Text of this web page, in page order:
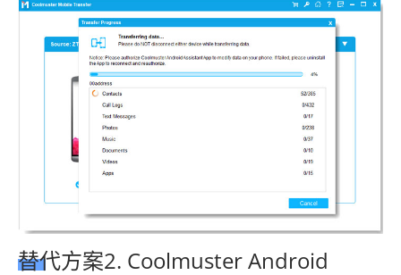
替代方案2. Coolmuster Android